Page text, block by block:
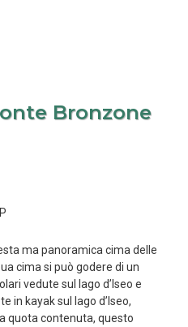
Bronzone
ma panoramica cima delle
cima si può godere di un
vedute sul lago d’Iseo e
in kayak sul lago d’Iseo,
quota contenuta, questo